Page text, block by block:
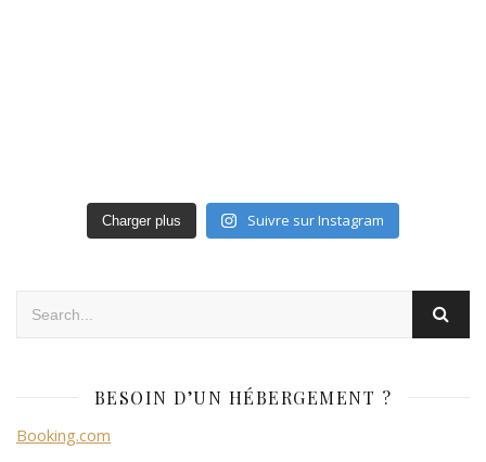
Charger plus Suivre sur Instagram
BESOIN D’UN HÉBERGEMENT ?
Booking.com